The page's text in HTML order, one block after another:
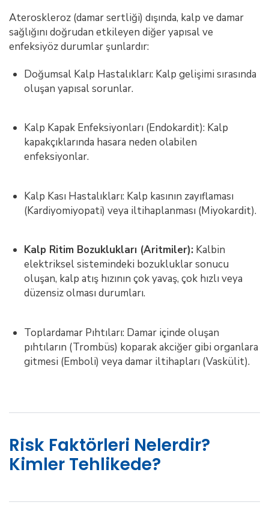
Ateroskleroz (damar sertliği) dışında, kalp ve damar
sağlığını doğrudan etkileyen diğer yapısal ve
enfeksiyöz durumlar şunlardır:
Doğumsal Kalp Hastalıkları: Kalp gelişimi sırasında
oluşan yapısal sorunlar.
Kalp Kapak Enfeksiyonları (Endokardit): Kalp
kapakçıklarında hasara neden olabilen
enfeksiyonlar.
Kalp Kası Hastalıkları: Kalp kasının zayıflaması
(Kardiyomiyopati) veya iltihaplanması (Miyokardit).
Kalp Ritim Bozuklukları (Aritmiler): Kalbin
elektriksel sistemindeki bozukluklar sonucu
oluşan, kalp atış hızının çok yavaş, çok hızlı veya
düzensiz olması durumları.
Toplardamar Pıhtıları: Damar içinde oluşan
pıhtıların (Trombüs) koparak akciğer gibi organlara
gitmesi (Emboli) veya damar iltihapları (Vaskülit).
Risk Faktörleri Nelerdir?
Kimler Tehlikede?